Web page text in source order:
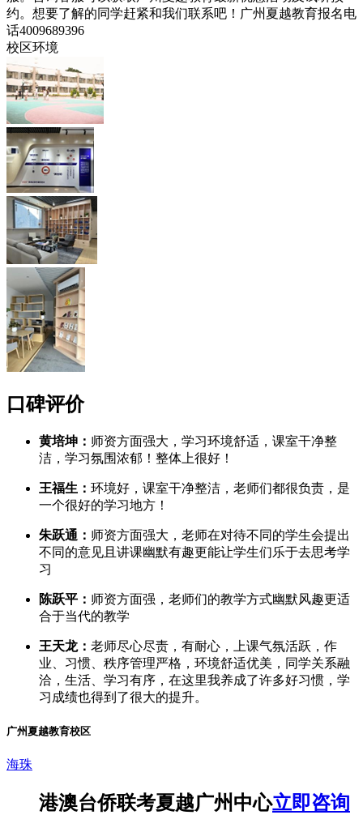
约。想要了解的同学赶紧和我们联系吧！广州夏越教育报名电
话4009689396
校区环境
口碑评价
黄培坤： 师资方面强大，学习环境舒适，课室干净整
洁，学习氛围浓郁！整体上很好！
王福生： 环境好，课室干净整洁，老师们都很负责，是
一个很好的学习地方！
朱跃通： 师资方面强大，老师在对待不同的学生会提出
不同的意见且讲课幽默有趣更能让学生们乐于去思考学
习
陈跃平： 师资方面强，老师们的教学方式幽默风趣更适
合于当代的教学
王天龙： 老师尽心尽责，有耐心，上课气氛活跃，作
业、习惯、秩序管理严格，环境舒适优美，同学关系融
洽，生活、学习有序，在这里我养成了许多好习惯，学
习成绩也得到了很大的提升。
广州夏越教育校区
海珠
港澳台侨联考夏越广州中心立即咨询